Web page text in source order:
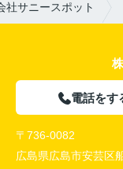
社サニースポット
電話をす
〒736-0082
広島県広島市安芸区